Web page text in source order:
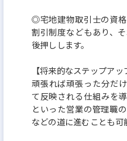
◎宅地建物取引士の資
割引制度などもあり、
後押しします。
【将来的なステップアッ
頑張れば頑張った分だ
て反映される仕組みを
といった営業の管理職
などの道に進むことも可